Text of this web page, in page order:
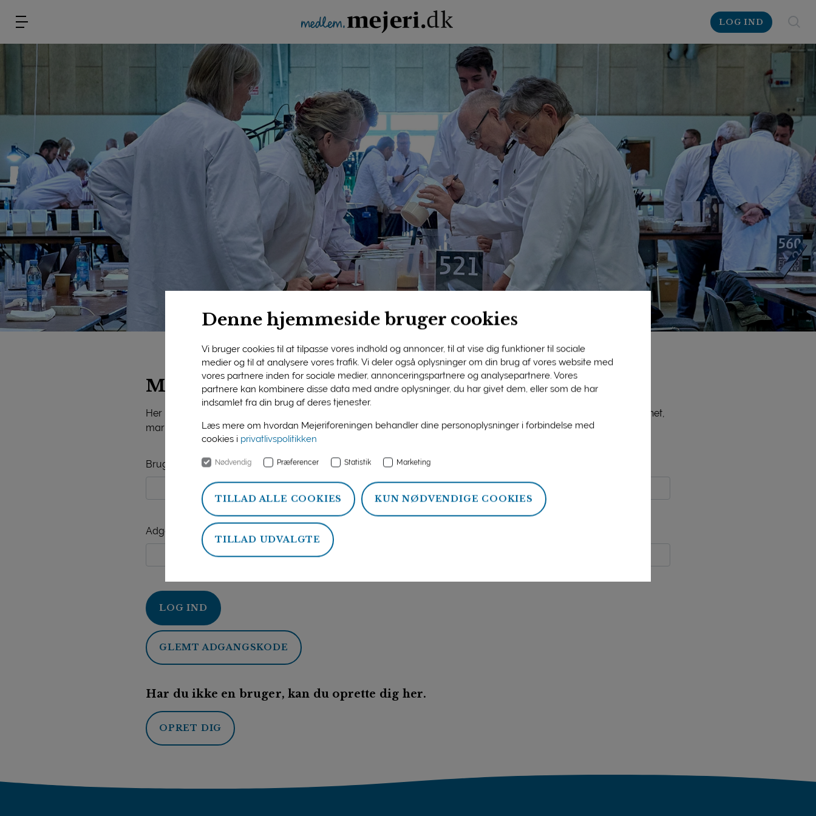
Denne hjemmeside bruger cookies
Vi bruger cookies til at tilpasse vores indhold og annoncer, til at vise dig funktioner til sociale
medier og til at analysere vores trafik. Vi deler også oplysninger om din brug af vores website med
vores partnere inden for sociale medier, annonceringspartnere og analysepartnere. Vores
partnere kan kombinere disse data med andre oplysninger, du har givet dem, eller som de har
indsamlet fra din brug af deres tjenester.
Læs mere om hvordan Mejeriforeningen behandler dine personoplysninger i forbindelse med
cookies i privatlivspolitikken
Nødvendig Præferencer Statistik Marketing
TILLAD ALLE COOKIES KUN NØDVENDIGE COOKIES
TILLAD UDVALGTE
LOG IND
Mejeriforeningens medlemsside
Her på siden finder du viden og information om ydelser, som Mejeriforeningen tilbyder sine medlemmer, bl.a. PLInet,
markedsorientering, mejeristatistik, politik og arrangementer.
Brugernavn
Adgangskode
LOG IND
GLEMT ADGANGSKODE
Har du ikke en bruger, kan du oprette dig her.
OPRET DIG